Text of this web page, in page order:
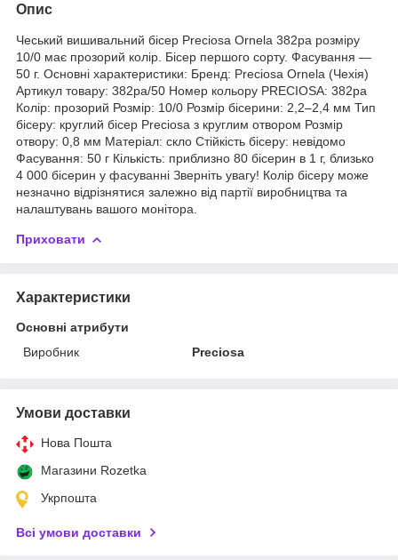
Опис
Чеський вишивальний бісер Preciosa Ornela 382pa розміру
10/0 має прозорий колір. Бісер першого сорту. Фасування —
50 г. Основні характеристики: Бренд: Preciosa Ornela (Чехія)
Артикул товару: 382pa/50 Номер кольору PRECIOSA: 382pa
Колір: прозорий Розмір: 10/0 Розмір бісерини: 2,2–2,4 мм Тип
бісеру: круглий бісер Preciosa з круглим отвором Розмір
отвору: 0,8 мм Матеріал: скло Стійкість бісеру: невідомо
Фасування: 50 г Кількість: приблизно 80 бісерин в 1 г, близько
4 000 бісерин у фасуванні Зверніть увагу! Колір бісеру може
незначно відрізнятися залежно від партії виробництва та
налаштувань вашого монітора.
Приховати
Характеристики
Основні атрибути
Виробник
Preciosa
Умови доставки
Нова Пошта
Магазини Rozetka
Укрпошта
Всі умови доставки